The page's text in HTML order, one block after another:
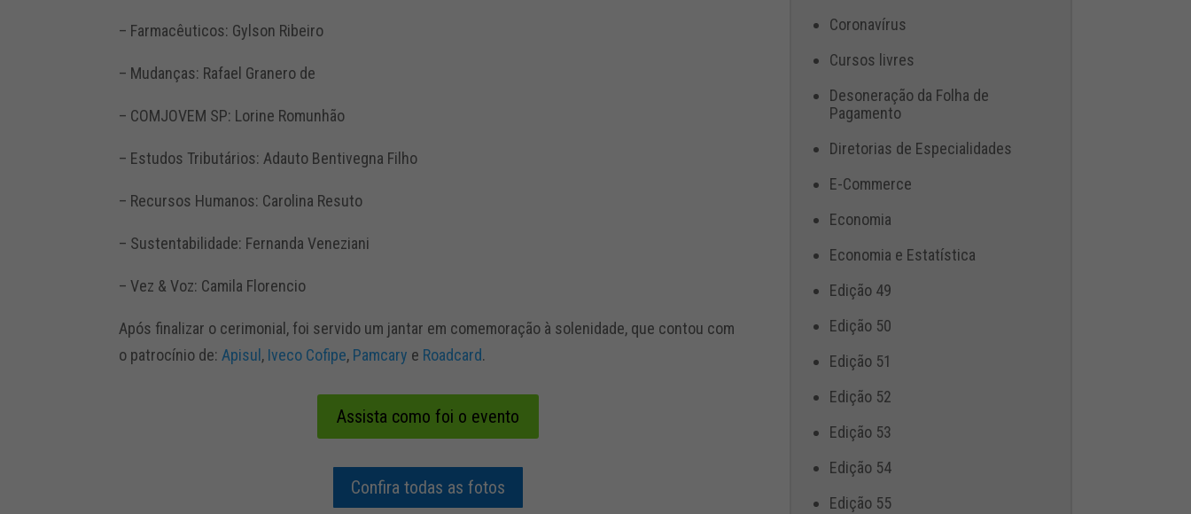
– Farmacêuticos: Gylson Ribeiro
– Mudanças: Rafael Granero de
– COMJOVEM SP: Lorine Romunhão
– Estudos Tributários: Adauto Bentivegna Filho
– Recursos Humanos: Carolina Resuto
– Sustentabilidade: Fernanda Veneziani
– Vez & Voz: Camila Florencio
Após finalizar o cerimonial, foi servido um jantar em comemoração à solenidade, que contou com
o patrocínio de:Apisul, Iveco Cofipe, Pamcary e Roadcard.
Assista como foi o evento
Confira todas as fotos
Coronavírus
Cursos livres
Desoneração da Folha de
Pagamento
Diretorias de Especialidades
E-Commerce
Economia
Economia e Estatística
Edição 49
Edição 50
Edição 51
Edição 52
Edição 53
Edição 54
Edição 55